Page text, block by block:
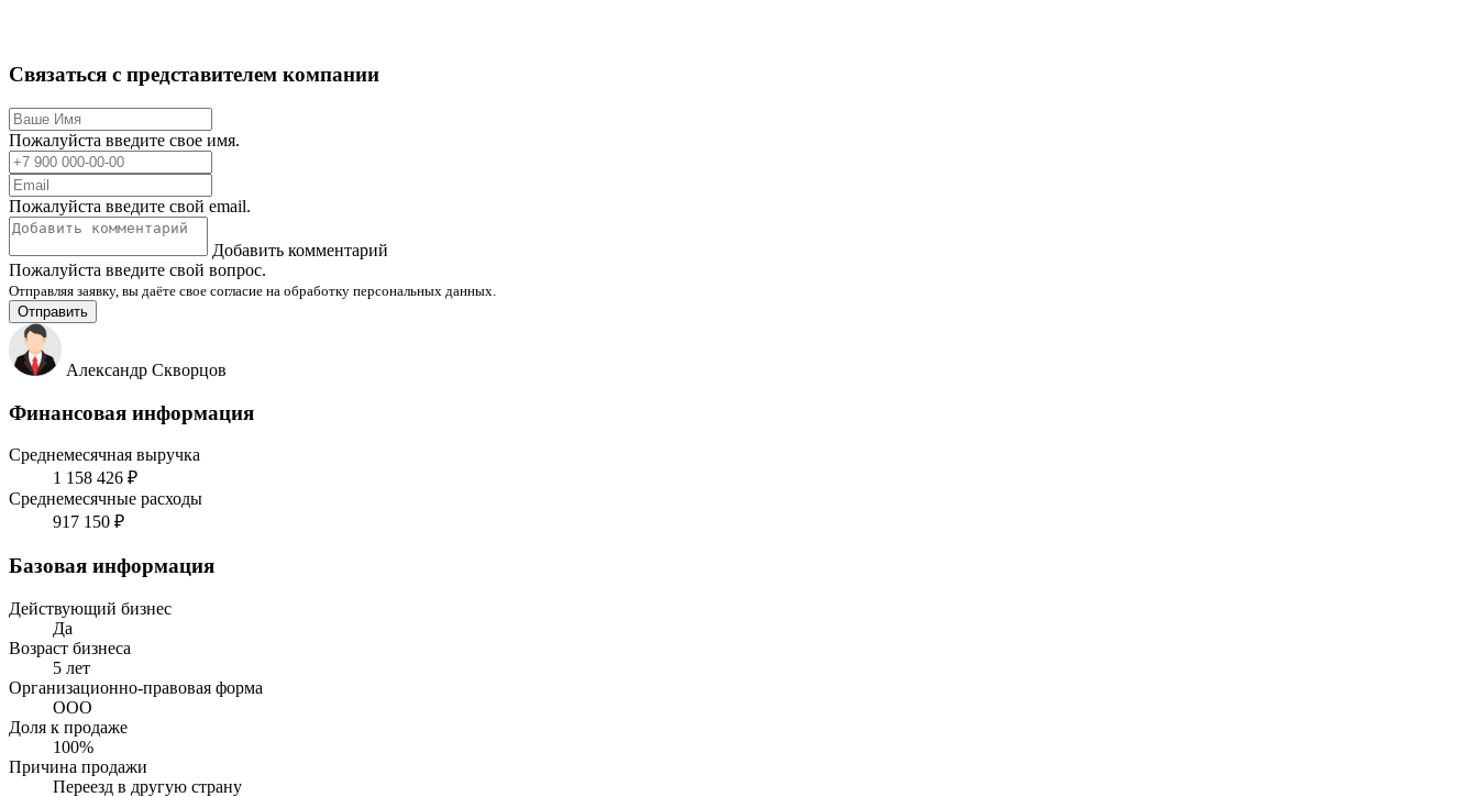
Связаться с представителем компании
Пожалуйста введите свое имя.
Пожалуйста введите свой email.
Добавить комментарий
Пожалуйста введите свой вопрос.
Отправляя заявку, вы даёте свое согласие на обработку персональных данных.
Отправить
Александр Скворцов
Финансовая информация
Среднемесячная выручка
1 158 426 ₽
Среднемесячные расходы
917 150 ₽
Базовая информация
Действующий бизнес
Да
Возраст бизнеса
5 лет
Организационно-правовая форма
ООО
Доля к продаже
100%
Причина продажи
Переезд в другую страну